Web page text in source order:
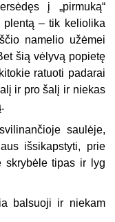
į „pirmuką“
plentą – tik keliolika
namelio užėmei
šią vėlyvą popietę
ratuoti padarai
ir pro šalį ir niekas
saulėje,
išsikapstyti, prie
skrybėle tipas ir lyg
balsuoji ir niekam